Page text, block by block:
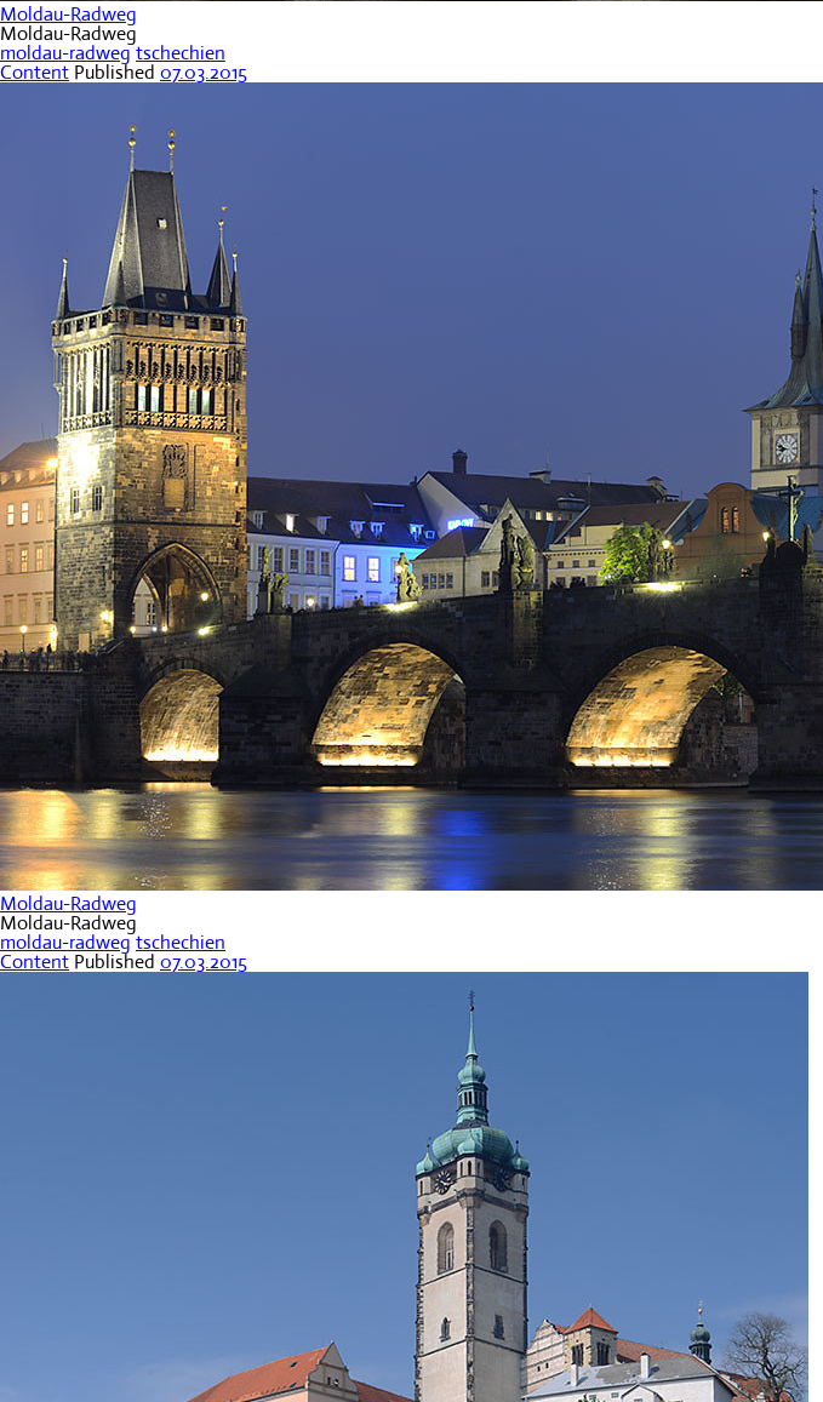
Moldau-Radweg
Moldau-Radweg
moldau-radwegtschechien
Content Published 07.03.2015
Moldau-Radweg
Moldau-Radweg
moldau-radwegtschechien
Content Published 07.03.2015